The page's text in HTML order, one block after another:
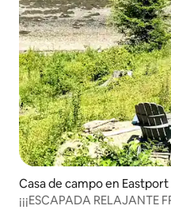
Casa de campo en Eastport
¡¡¡ESCAPADA RELAJANTE